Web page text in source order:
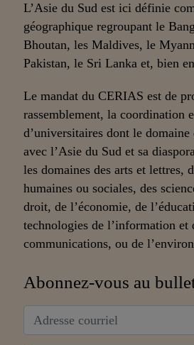
L’Asie du Sud est ici définie
géographique regroupant le
Bhoutan, les Maldives, le
Pakistan, le Sri Lanka et, bien
Le mandat du CERIAS est de
rassemblement, la coordination
d’universitaires dont le domaine
avec l’Asie du Sud et sa
les domaines des arts et lettres,
humaines ou sociales, des
droit, de l’économie, de
technologies de l’information et
communications, ou de
Abonnez-vous au